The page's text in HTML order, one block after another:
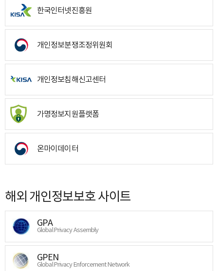
한국인터넷진흥원
개인정보분쟁조정위원회
개인정보침해신고센터
가명정보지원플랫폼
온마이데이터
해외 개인정보보호 사이트
GPA
Global Privacy Assembly
GPEN
Global Privacy Enforcement Network